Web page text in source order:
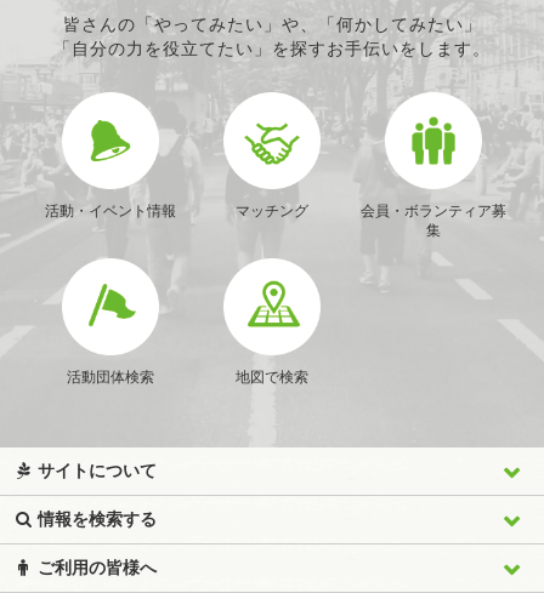
皆さんの「やってみたい」や、「何かしてみたい」
「自分の力を役立てたい」を探すお手伝いをします。
活動・イベント情報 マッチング
会員・ボランティア募
集
活動団体検索 地図で検索
サイトについて
情報を検索する
ご利用の皆様へ